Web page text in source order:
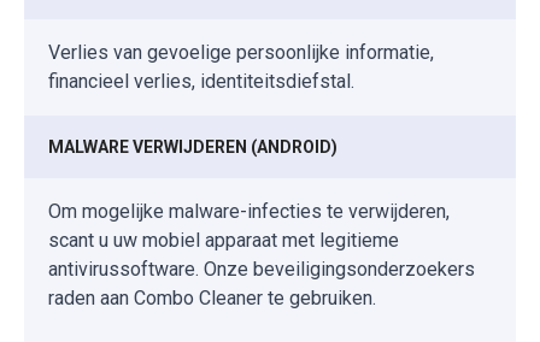
Verlies van gevoelige persoonlijke informatie,
financieel verlies, identiteitsdiefstal.
MALWARE VERWIJDEREN (ANDROID)
Om mogelijke malware-infecties te verwijderen,
scant u uw mobiel apparaat met legitieme
antivirussoftware. Onze beveiligingsonderzoekers
raden aan Combo Cleaner te gebruiken.